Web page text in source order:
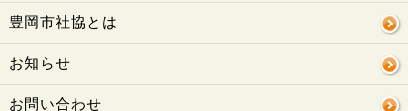
豊岡市社協とは
お知らせ
お問い合わせ